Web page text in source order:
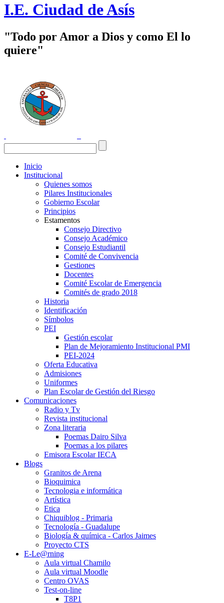
I.E. Ciudad de Asís
"Todo por Amor a Dios y como El lo
quiere"
Inicio
Institucional
Quienes somos
Pilares Institucionales
Gobierno Escolar
Principios
Estamentos
Consejo Directivo
Consejo Académico
Consejo Estudiantil
Comité de Convivencia
Gestiones
Docentes
Comité Escolar de Emergencia
Comités de grado 2018
Historia
Identificación
Símbolos
PEI
Gestión escolar
Plan de Mejoramiento Institucional PMI
PEI-2024
Oferta Educativa
Admisiones
Uniformes
Plan Escolar de Gestión del Riesgo
Comunicaciones
Radio y Tv
Revista institucional
Zona literaria
Poemas Dairo Silva
Poemas a los pilares
Emisora Escolar IECA
Blogs
Granitos de Arena
Bioquimica
Tecnologia e informática
Artística
Etica
Chiquiblog - Primaria
Tecnología - Guadalupe
Biología & química - Carlos Jaimes
Proyecto CTS
E-Le@rning
Aula virtual Chamilo
Aula virtual Moodle
Centro OVAS
Test-on-line
T8P1